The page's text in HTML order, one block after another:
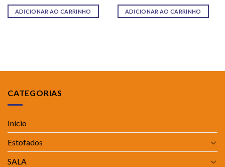
ADICIONAR AO CARRINHO ADICIONAR AO CARRINHO
CATEGORIAS
Início
Estofados
SALA